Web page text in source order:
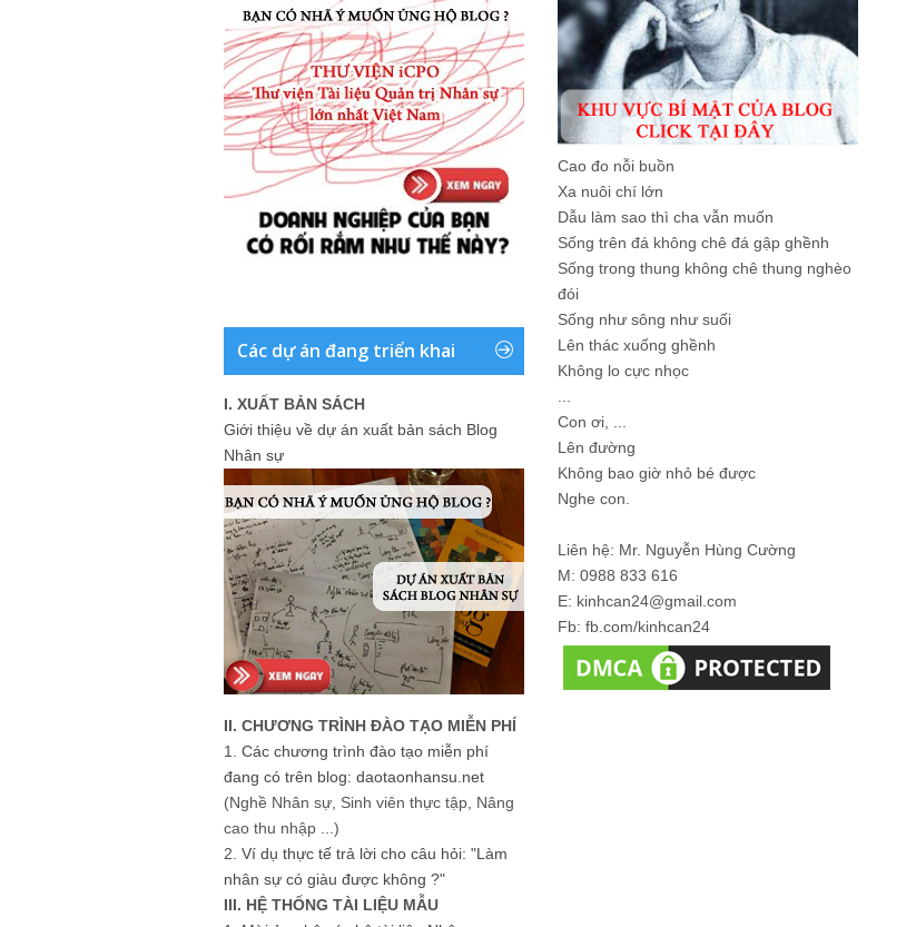
Các dự án đang triển khai
I. XUẤT BẢN SÁCH
Giới thiệu về dự án xuất bản sách Blog
Nhân sự
II. CHƯƠNG TRÌNH ĐÀO TẠO MIỄN PHÍ
1. Các chương trình đào tạo miễn phí
đang có trên blog: daotaonhansu.net
(Nghề Nhân sự, Sinh viên thực tập, Nâng
cao thu nhập ...)
2. Ví dụ thực tế trả lời cho câu hỏi: "Làm
nhân sự có giàu được không ?"
III. HỆ THỐNG TÀI LIỆU MẪU
Cao đo nỗi buồn
Xa nuôi chí lớn
Dẫu làm sao thì cha vẫn muốn
Sống trên đá không chê đá gập ghềnh
Sống trong thung không chê thung nghèo
đói
Sống như sông như suối
Lên thác xuống ghềnh
Không lo cực nhọc
Con ơi, ...
Lên đường
Không bao giờ nhỏ bé được
Nghe con.
Liên hệ: Mr. Nguyễn Hùng Cường
M: 0988 833 616
E: kinhcan24@gmail.com
Fb: fb.com/kinhcan24